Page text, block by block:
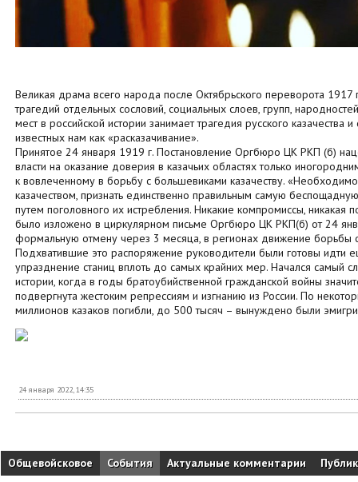
Великая драма всего народа после Октябрьского переворота
трагедий отдельных сословий, социальных слоев, групп,
мест в российской истории занимает трагедия русского казачества
известных нам как «расказачивание».
Принятое 24 января 1919 г. Постановление Оргбюро ЦК РКП (б)
власти на оказание доверия в казачьих областях только
к вовлеченному в борьбу с большевиками казачеству.
казачеством, признать единственно правильным самую
путем поголовного их истребления. Никакие компромиссы, никакая
было изложено в циркулярном письме Оргбюро ЦК РКП(б) от 24
формальную отмену через 3 месяца, в регионах движение борьбы с
Подхватившие это распоряжение руководители были готовы идти
упразднение станиц вплоть до самых крайних мер. Начался самый
истории, когда в годы братоубийственной гражданской войны
подвергнута жестоким репрессиям и изгнанию из России. По
миллионов казаков погибли, до 500 тысяч – вынуждено были
24 января 2022, 14:35
Общевойсковое События Актуальные комментарии